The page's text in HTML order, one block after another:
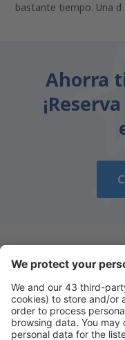
bastante tiempo. Una d
Ahorra
Descarga